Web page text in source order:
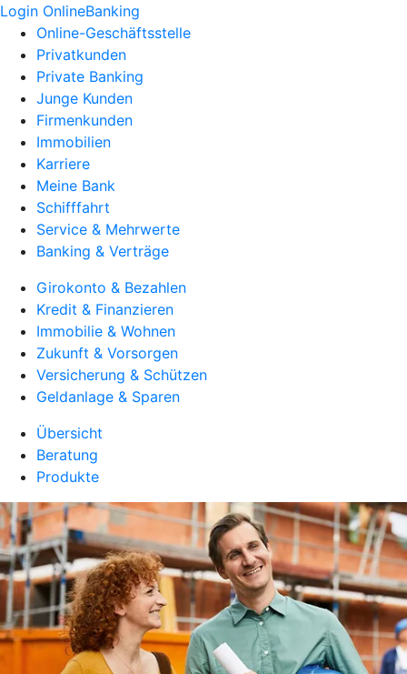
Login OnlineBanking
Online-Geschäftsstelle
Privatkunden
Private Banking
Junge Kunden
Firmenkunden
Immobilien
Karriere
Meine Bank
Schifffahrt
Service & Mehrwerte
Banking & Verträge
Girokonto & Bezahlen
Kredit & Finanzieren
Immobilie & Wohnen
Zukunft & Vorsorgen
Versicherung & Schützen
Geldanlage & Sparen
Übersicht
Beratung
Produkte